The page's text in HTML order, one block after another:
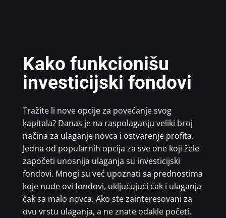
Kako funkcionišu
investicijski fondovi
Tražite li nove opcije za povećanje svog
kapitala? Danas je na raspolaganju veliki broj
načina za ulaganje novca i ostvarenje profita.
Jedna od popularnih opcija za sve one koji žele
započeti unosnija ulaganja su investicijski
fondovi. Mnogi su već upoznati sa prednostima
koje nude ovi fondovi, uključujući čak i ulaganja
čak sa malo novca. Ako ste zainteresovani za
ovu vrstu ulaganja, a ne znate odakle početi,